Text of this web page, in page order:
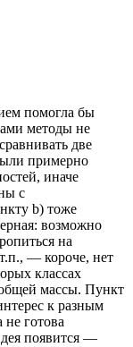
помогла бы
методы не
две
примерно
иначе
с
b) тоже
возможно
на
— короче, нет
классах
массы. Пункт
к разным
готова
появится —